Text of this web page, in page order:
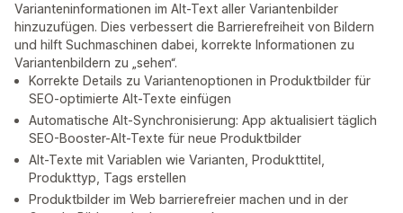
Varianteninformationen im Alt-Text aller Variantenbilder
hinzuzufügen. Dies verbessert die Barrierefreiheit von Bildern
und hilft Suchmaschinen dabei, korrekte Informationen zu
Variantenbildern zu „sehen“.
Korrekte Details zu Variantenoptionen in Produktbilder für
SEO-optimierte Alt-Texte einfügen
Automatische Alt-Synchronisierung: App aktualisiert täglich
SEO-Booster-Alt-Texte für neue Produktbilder
Alt-Texte mit Variablen wie Varianten, Produkttitel,
Produkttyp, Tags erstellen
Produktbilder im Web barrierefreier machen und in der